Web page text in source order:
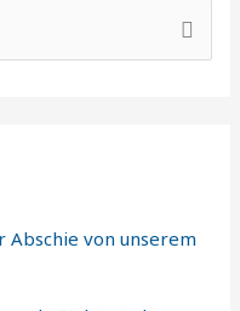
von unserem